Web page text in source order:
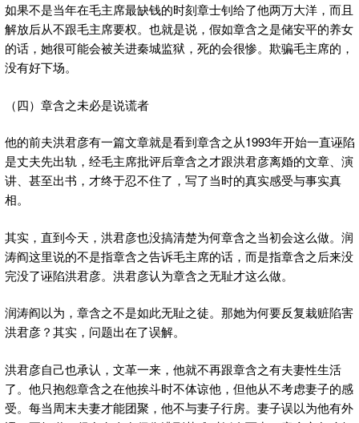
如果不是当年在毛主席最缺钱的时刻章士钊给了他两万大洋，而且
解放后从不跟毛主席要权。也就是说，假如章含之是储安平的养女
的话，她很可能会被关进秦城监狱，死的会很惨。欺骗毛主席的，
没有好下场。
（四）章含之未必是说谎者
他的前夫洪君彦有一篇文章就是看到章含之从1993年开始一直诬陷
是丈夫先出轨，经毛主席批评后章含之才跟洪君彦离婚的文章、演
讲、甚至出书，才终于忍不住了，写了当时的真实感受与事实真
相。
其实，直到今天，洪君彦也没搞清楚为何章含之当初会这么做。润
涛阎这里说的不是指章含之告诉毛主席的话，而是指章含之后来没
完没了诬陷洪君彦。洪君彦认为章含之无耻才这么做。
润涛阎以为，章含之不是如此无耻之徒。那她为何要反复栽赃陷害
洪君彦？其实，问题出在了误解。
洪君彦自己也承认，文革一来，他就不再跟章含之有夫妻性生活
了。他只抱怨章含之在他挨斗时不体谅他，但他从不考虑妻子的感
受。每当周末夫妻才能团聚，他不与妻子行房。妻子误以为他有外